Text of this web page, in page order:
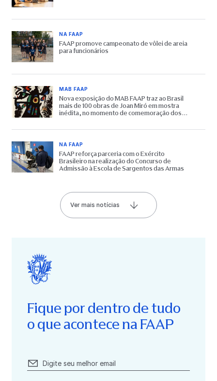
NA FAAP
FAAP promove campeonato de vôlei de areia
para funcionários
MAB FAAP
Nova exposição do MAB FAAP traz ao Brasil
mais de 100 obras de Joan Miró em mostra
inédita, no momento de comemoração dos
NA FAAP
FAAP reforça parceria com o Exército
Brasileiro na realização do Concurso de
Admissão à Escola de Sargentos das Armas
Ver mais notícias
Fique por dentro de tudo
o que acontece na FAAP